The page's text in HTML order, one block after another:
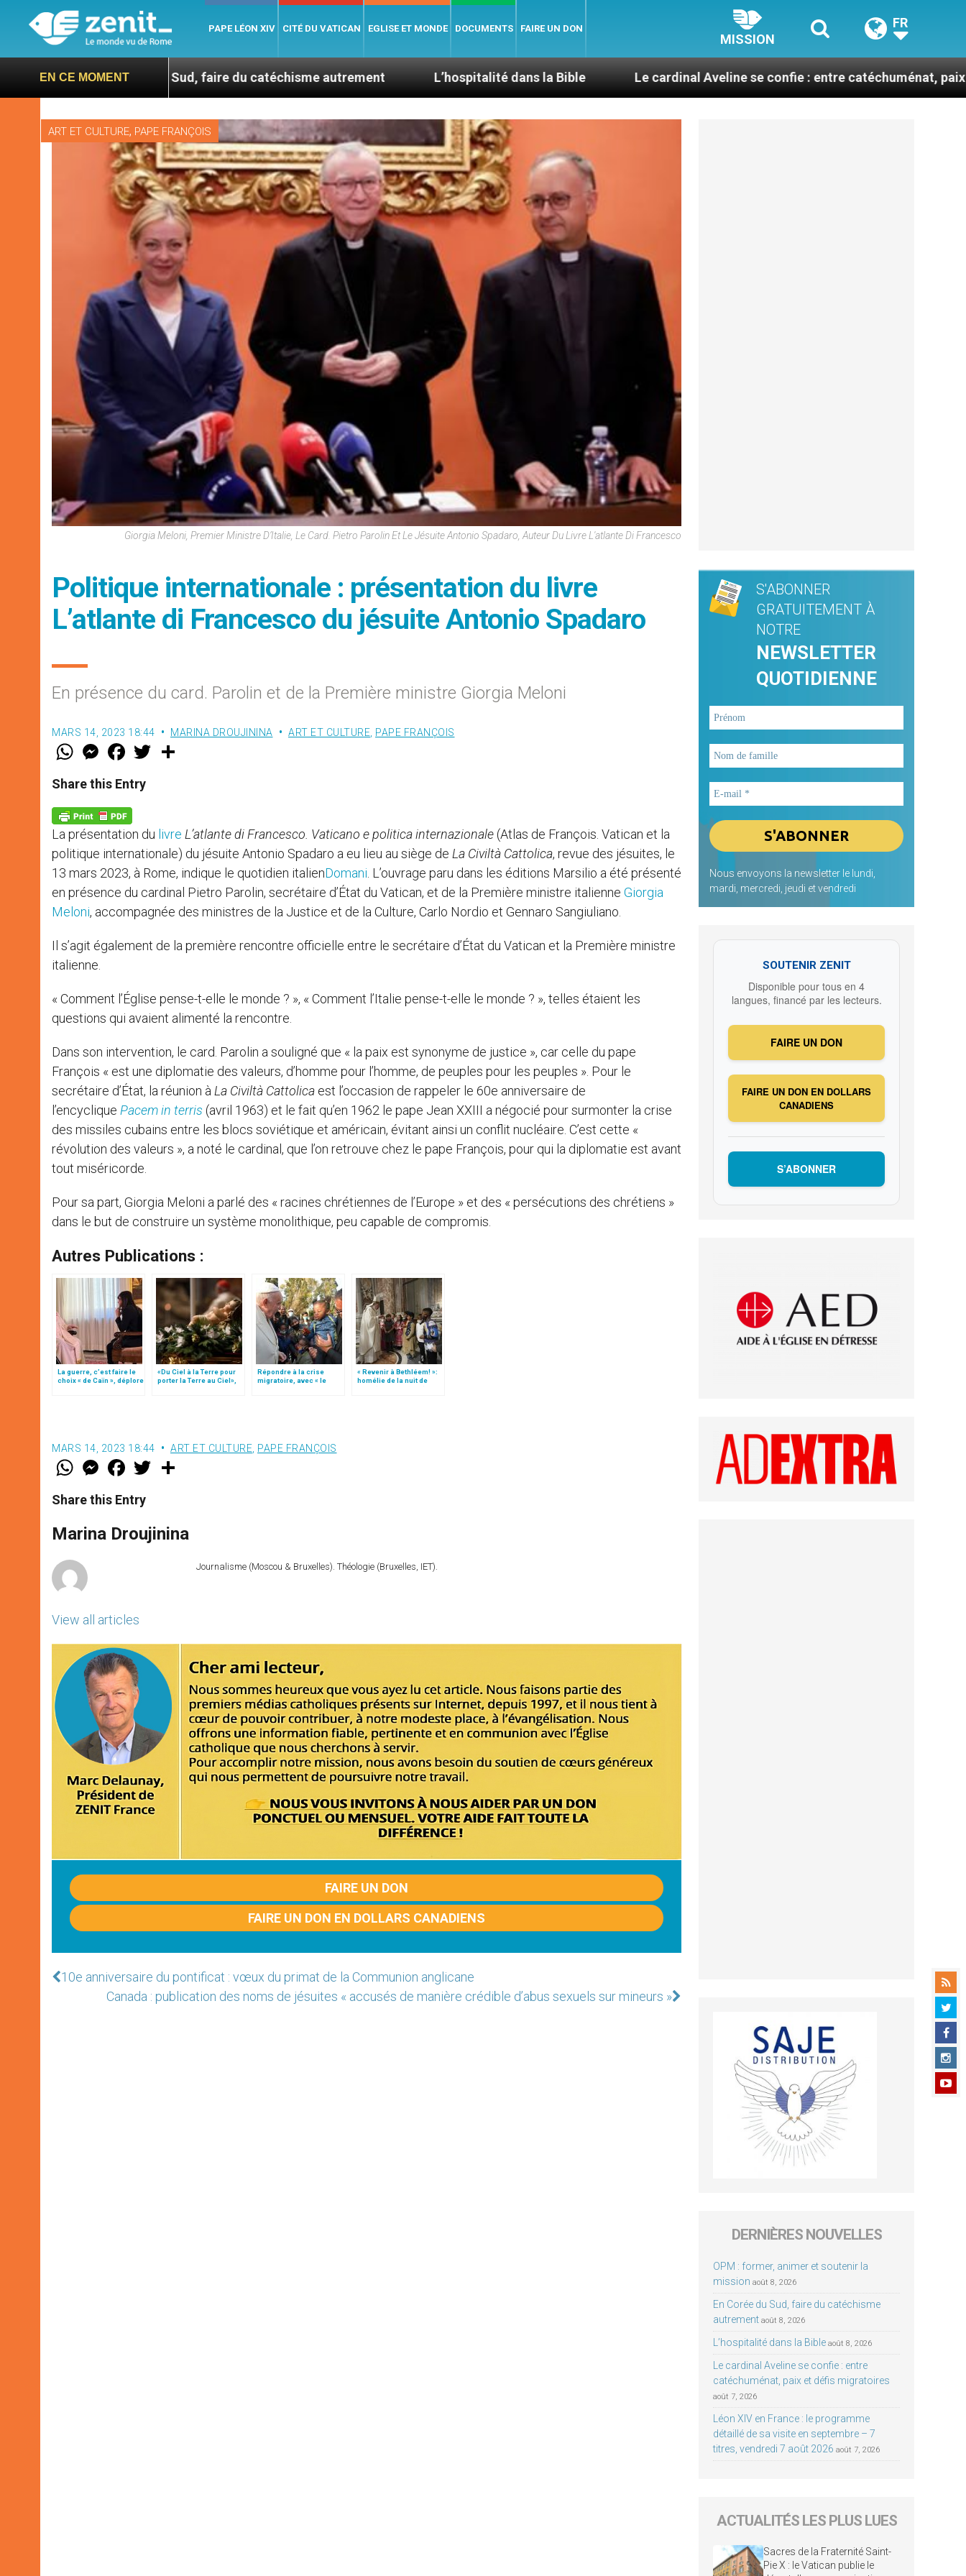
PAPE LÉON XIV CITÉ DU VATICAN EGLISE ET MONDE DOCUMENTS FAIRE UN DON
MISSION
FR
EN CE MOMENT
En Corée du Sud, faire du catéchisme autrement L’hospitalité dans la Bible Le cardinal Aveline se confie : entre catéchuménat, paix et défis
ART ET CULTURE, PAPE FRANÇOIS
Giorgia Meloni, Premier Ministre D’Italie, Le Card. Pietro Parolin Et Le Jésuite Antonio Spadaro, Auteur Du Livre L'atlante Di Francesco
Politique internationale : présentation du livre
L’atlante di Francesco du jésuite Antonio Spadaro
En présence du card. Parolin et de la Première ministre Giorgia Meloni
MARS 14, 2023 18:44 MARINA DROUJININA ART ET CULTURE PAPE FRANÇOIS
W
t
s
p
p
M
e
s
e
g
e
r
F
a
e
b
k
w
Share this Entry
La présentation du livre L’atlante di Francesco. Vaticano e politica internazionale (Atlas de François. Vatican et la
politique internationale) du jésuite Antonio Spadaro a eu lieu au siège de La Civiltà Cattolica, revue des jésuites, le
13 mars 2023, à Rome, indique le quotidien italienDomani . L’ouvrage paru dans les éditions Marsilio a été présenté
en présence du cardinal Pietro Parolin, secrétaire d’État du Vatican, et de la Première ministre italienne Giorgia
Meloni, accompagnée des ministres de la Justice et de la Culture, Carlo Nordio et Gennaro Sangiuliano.
Il s’agit également de la première rencontre officielle entre le secrétaire d’État du Vatican et la Première ministre
italienne.
« Comment l’Église pense-t-elle le monde ? », « Comment l’Italie pense-t-elle le monde ? », telles étaient les
questions qui avaient alimenté la rencontre.
Dans son intervention, le card. Parolin a souligné que « la paix est synonyme de justice », car celle du pape
François « est une diplomatie des valeurs, d’homme pour l’homme, de peuples pour les peuples ». Pour le
secrétaire d’État, la réunion à La Civiltà Cattolica est l’occasion de rappeler le 60e anniversaire de
l’encyclique Pacem in terris (avril 1963) et le fait qu’en 1962 le pape Jean XXIII a négocié pour surmonter la crise
des missiles cubains entre les blocs soviétique et américain, évitant ainsi un conflit nucléaire. C’est cette «
révolution des valeurs », a noté le cardinal, que l’on retrouve chez le pape François, pour qui la diplomatie est avant
tout miséricorde.
Pour sa part, Giorgia Meloni a parlé des « racines chrétiennes de l’Europe » et des « persécutions des chrétiens »
dans le but de construire un système monolithique, peu capable de compromis.
Autres Publications :
La guerre, c’est faire le
choix « de Caïn », déplore
«Du Ciel à la Terre pour
porter la Terre au Ciel»,
Répondre à la crise
migratoire, avec « le
« Revenir à Bethléem! »:
homélie de la nuit de
Noël (texte complet)
MARS 14, 2023 18:44 ART ET CULTURE PAPE FRANÇOIS
W
t
s
p
p
M
e
s
e
g
e
F
a
e
b
o
k
w
r
Share this Entry
Marina Droujinina
View all articles
Journalisme (Moscou & Bruxelles). Théologie (Bruxelles, IET).
FAIRE UN DON
FAIRE UN DON EN DOLLARS CANADIENS
10e anniversaire du pontificat : vœux du primat de la Communion anglicane
Canada : publication des noms de jésuites « accusés de manière crédible d’abus sexuels sur mineurs »
S'ABONNER
GRATUITEMENT À
NOTRE
NEWSLETTER
QUOTIDIENNE
Nous envoyons la newsletter le lundi,
mardi, mercredi, jeudi et vendredi
SOUTENIR ZENIT
Disponible pour tous en 4
langues, financé par les lecteurs.
FAIRE UN DON
FAIRE UN DON EN DOLLARS
CANADIENS
S’ABONNER
DERNIÈRES NOUVELLES
OPM : former, animer et soutenir la
mission août 8, 2026
En Corée du Sud, faire du catéchisme
autrement août 8, 2026
L’hospitalité dans la Bible août 8, 2026
Le cardinal Aveline se confie : entre
catéchuménat, paix et défis migratoires
août 7, 2026
Léon XIV en France : le programme
détaillé de sa visite en septembre – 7
titres, vendredi 7 août 2026 août 7, 2026
ACTUALITÉS LES PLUS LUES
Sacres de la Fraternité Saint-
Pie X : le Vatican publie le